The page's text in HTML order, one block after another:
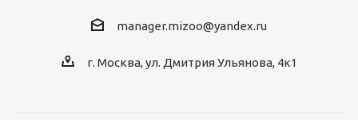
manager.mizoo@yandex.ru
г. Москва, ул. Дмитрия Ульянова, 4к1